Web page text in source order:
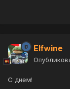
Elfwine
C днем!